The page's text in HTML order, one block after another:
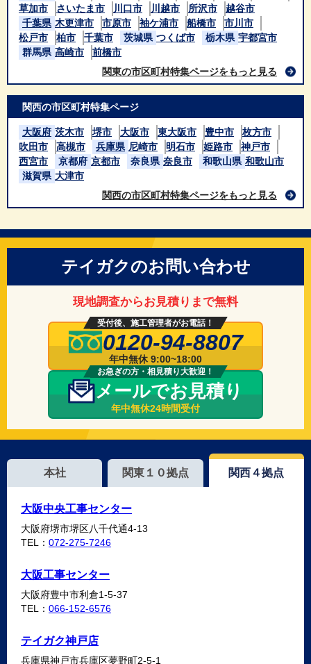
草加市
さいたま市 川口市 川越市 所沢市
越谷市
千葉県 木更津市 市原市 袖ケ浦市 船橋市
市川市
松戸市
柏市 千葉市 茨城県 つくば市 栃木県 宇都宮市
群馬県 高崎市
前橋市
関東の市区町村特集ページをもっと見る
関西の市区町村特集ページ
大阪府 茨木市 堺市 大阪市 東大阪市 豊中市
枚方市
吹田市
高槻市 兵庫県 尼崎市 明石市 姫路市
神戸市
西宮市
京都府 京都市 奈良県 奈良市 和歌山県 和歌山市
滋賀県 大津市
関西の市区町村特集ページをもっと見る
テイガクのお問い合わせ
現地調査からお見積りまで無料
受付後、施工管理者がお電話！
0120-94-8807
年中無休 9:00~18:00
お急ぎの方・相見積り大歓迎！
メールでお見積り
年中無休24時間受付
本社 関東１０拠点 関西４拠点
大阪中央工事センター
大阪府堺市堺区八千代通4-13
TEL： 072-275-7246
大阪工事センター
大阪府豊中市利倉1-5-37
TEL： 066-152-6576
テイガク神戸店
兵庫県神戸市兵庫区夢野町2-5-1